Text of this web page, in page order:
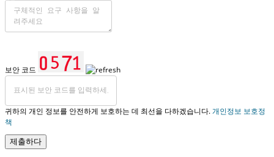
보안 코드
귀하의 개인 정보를 안전하게 보호하는 데 최선을 다하겠습니다.개인정보 보호정
책
제출하다